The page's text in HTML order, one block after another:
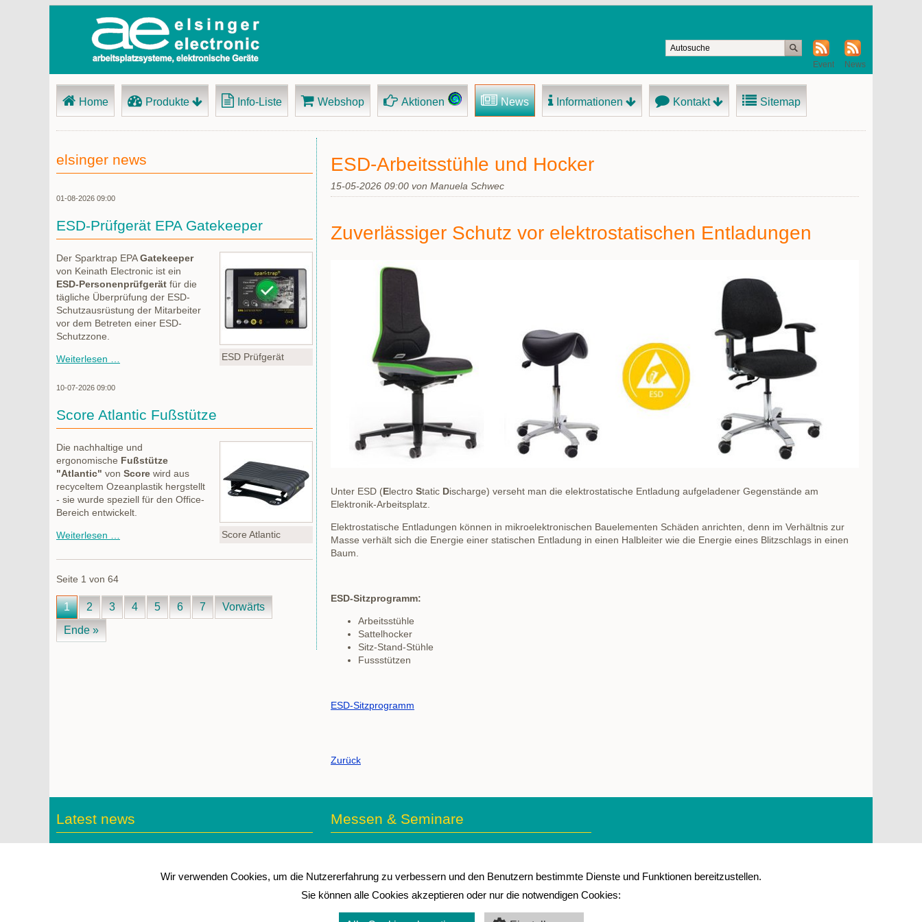
Wir verwenden Cookies, um die Nutzererfahrung zu verbessern und den Benutzern bestimmte Dienste und Funktionen bereitzustellen.
Sie können alle Cookies akzeptieren oder nur die notwendigen Cookies:
News
Event
überspringen
Home Produkte Info-Liste Webshop Aktionen News Informationen Kontakt Sitemap
elsinger news
01-08-2026 09:00
ESD-Prüfgerät EPA Gatekeeper
ESD Prüfgerät
Der Sparktrap EPAGatekeeper
von Keinath Electronic ist ein
ESD-Personenprüfgerät für die
tägliche Überprüfung der ESD-
Schutzausrüstung der Mitarbeiter
vor dem Betreten einer ESD-
Schutzzone.
Weiterlesen …
10-07-2026 09:00
Score Atlantic Fußstütze
Score Atlantic
Die nachhaltige und
ergonomische Fußstütze
"Atlantic" von Score wird aus
recyceltem Ozeanplastik hergstellt
- sie wurde speziell für den Office-
Bereich entwickelt.
Weiterlesen …
Fußstütze
Seite 1 von 64
1 2 3 4 5 6 7
Vorwärts
Ende »
ESD-Arbeitsstühle und Hocker
15-05-2026 09:00 von Manuela Schwec
Zuverlässiger Schutz vor elektrostatischen Entladungen
Unter ESD (Electro Static Discharge) verseht man die elektrostatische Entladung aufgeladener Gegenstände am
Elektronik-Arbeitsplatz.
Elektrostatische Entladungen können in mikroelektronischen Bauelementen Schäden anrichten, denn im Verhältnis zur
Masse verhält sich die Energie einer statischen Entladung in einen Halbleiter wie die Energie eines Blitzschlags in einen
Baum.
ESD-Sitzprogramm:
Arbeitsstühle
Sattelhocker
Sitz-Stand-Stühle
Fussstützen
ESD-Sitzprogramm
Zurück
Latest news Messen & Seminare